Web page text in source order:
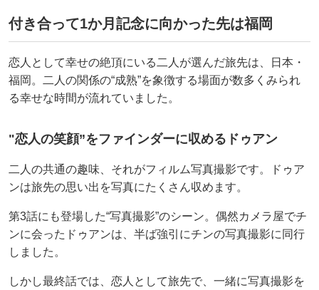
付き合って1か月記念に向かった先は福岡
恋人として幸せの絶頂にいる二人が選んだ旅先は、日本・
福岡。二人の関係の“成熟”を象徴する場面が数多くみられ
る幸せな時間が流れていました。
"恋人の笑顔”をファインダーに収めるドゥアン
二人の共通の趣味、それがフィルム写真撮影です。ドゥア
ンは旅先の思い出を写真にたくさん収めます。
第3話にも登場した“写真撮影”のシーン。偶然カメラ屋でチ
ンに会ったドゥアンは、半ば強引にチンの写真撮影に同行
しました。
しかし最終話では、恋人として旅先で、一緒に写真撮影を